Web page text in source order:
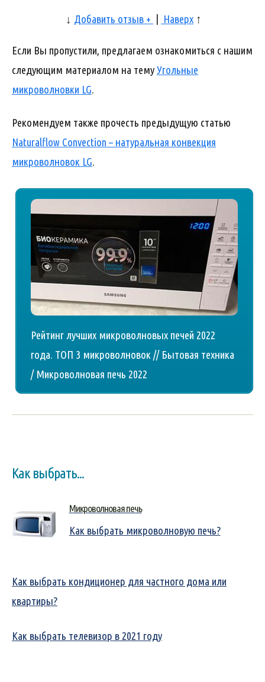
↓ Добавить отзыв + Наверх ↑
Если Вы пропустили, предлагаем ознакомиться с нашим
следующим материалом на темуУгольные
микроволновки LG.
Рекомендуем также прочесть предыдущую статью
Naturalflow Convection – натуральная конвекция
микроволновок LG.
Рейтинг лучших микроволновых печей 2022
года. ТОП 3 микроволновок // Бытовая техника
/ Микроволновая печь 2022
Как выбрать...
Микроволновая печь
Как выбрать микроволновую печь?
Как выбрать кондиционер для частного дома или
квартиры?
Как выбрать телевизор в 2021 году